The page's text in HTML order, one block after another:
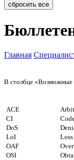
сбросить все
Главная
В столбце «Возможные
ACE
CI
DoS
LoI
OAF
OSI